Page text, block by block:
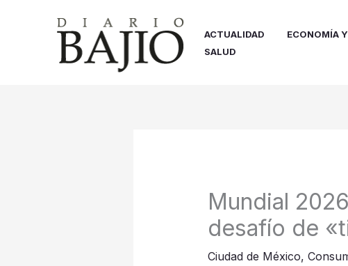
ACTUALIDAD ECONOMÍA
SALUD
Mundial
desafío de
Ciudad de México,